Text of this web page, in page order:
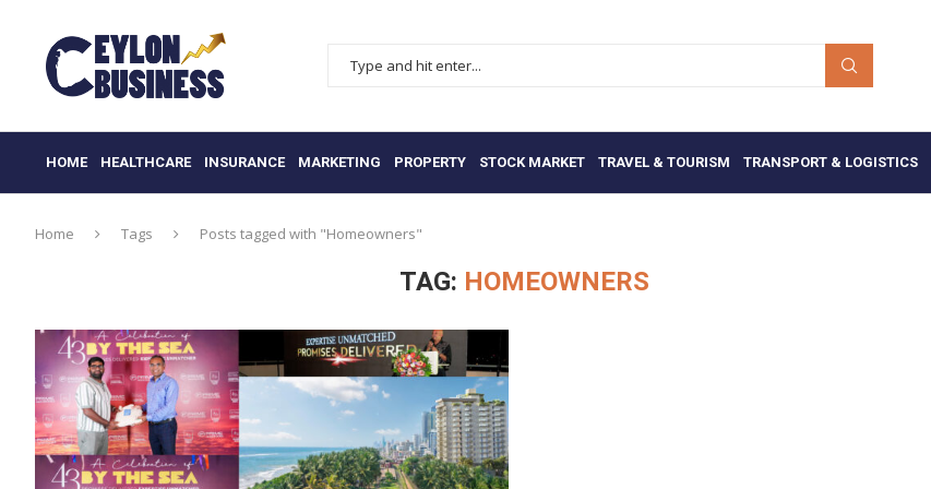
HOME HEALTHCARE INSURANCE MARKETING PROPERTY STOCK MARKET TRAVEL & TOURISM TRANSPORT & LOGISTICS
Home Tags Posts tagged with "Homeowners"
TAG: HOMEOWNERS